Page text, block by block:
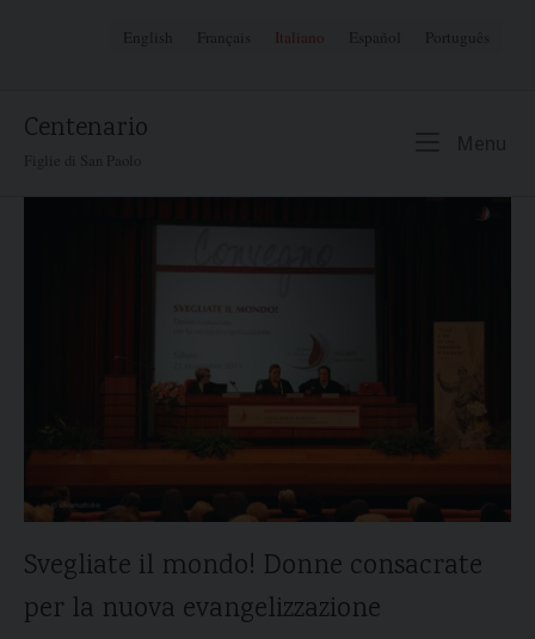
English Français Italiano Español Português
Centenario
Figlie di San Paolo
Svegliate il mondo! Donne consacrate
per la nuova evangelizzazione